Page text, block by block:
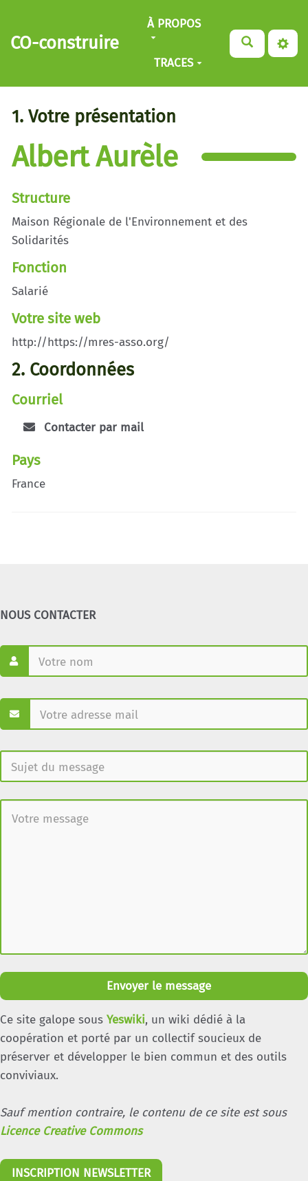
Aller au contenu principal
CO-construire
À PROPOS
TRACES
1. Votre présentation
Albert Aurèle
Structure
Maison Régionale de l'Environnement et des
Solidarités
Fonction
Salarié
Votre site web
http://https://mres-asso.org/
2. Coordonnées
Courriel
Contacter par mail
Pays
France
NOUS CONTACTER
Envoyer le message
Ce site galope sous Yeswiki, un wiki dédié à la
coopération et porté par un collectif soucieux de
préserver et développer le bien commun et des outils
conviviaux.
Sauf mention contraire, le contenu de ce site est sous
Licence Creative Commons
INSCRIPTION NEWSLETTER